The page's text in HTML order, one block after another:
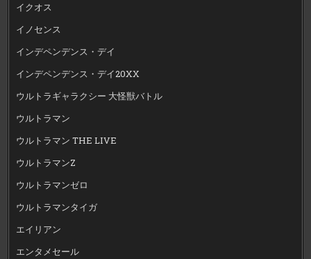
イクオス
イノセンス
インデペンデンス・デイ
インデペンデンス・デイ20XX
ウルトラギャラクシー 大怪獣バトル
ウルトラマン
ウルトラマン THE LIVE
ウルトラマンZ
ウルトラマンゼロ
ウルトラマンタイガ
エイリアン
エンタメセール